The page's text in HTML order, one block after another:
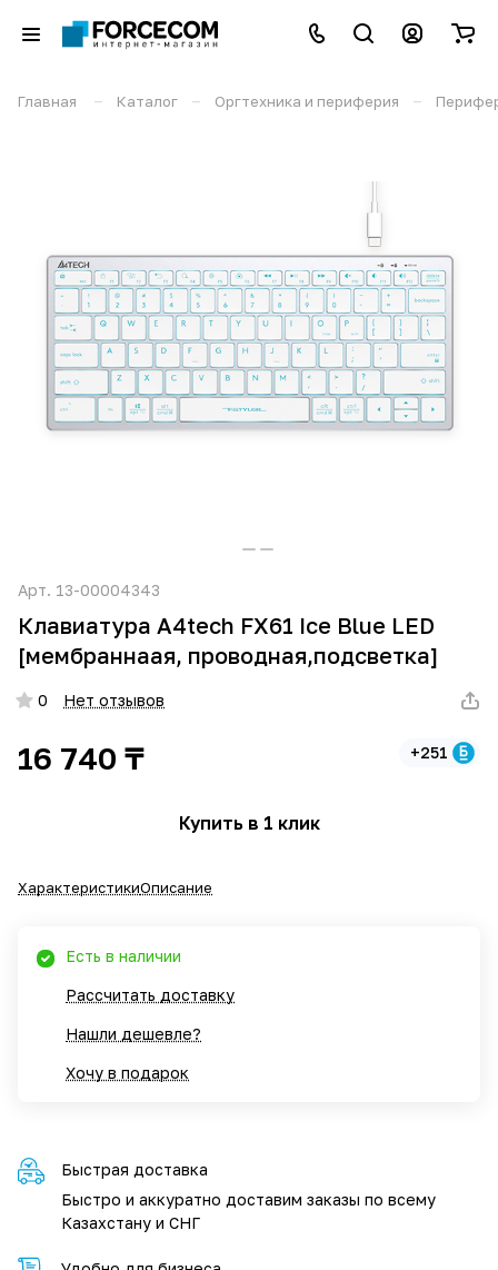
Главная – Каталог – Оргтехника и периферия –
Арт. 13-00004343
Клавиатура A4tech FX61 Ice Blue LED
[мембраннаая, проводная,подсветка]
0 Нет отзывов
16 740 ₸ +251
Купить в 1 клик
ХарактеристикиОписание
Есть в наличии
Рассчитать доставку
Нашли дешевле?
Хочу в подарок
Быстрая доставка
Быстро и аккуратно доставим заказы по всему
Казахстану и СНГ